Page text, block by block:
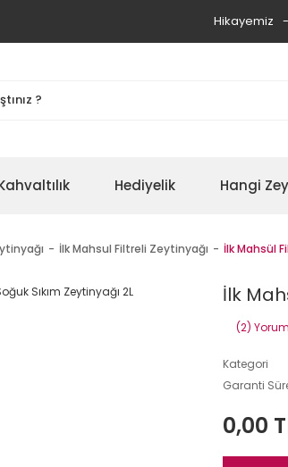
Hikayemiz
Hediyelik Hangi
İlk Mahsul Filtreli Zeytinyağı İlk Mahsül
İlk
(2) Yorum
Kategori
Garanti
0,00